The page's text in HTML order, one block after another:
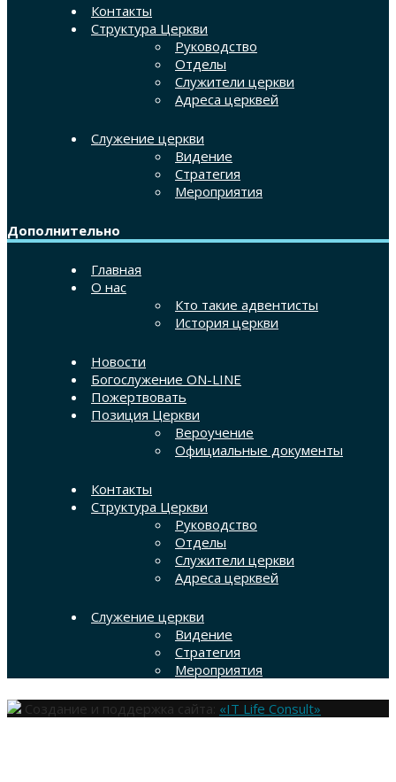
Контакты
Структура Церкви
Руководство
Отделы
Служители церкви
Адреса церквей
Служение церкви
Видение
Стратегия
Мероприятия
Дополнительно
Главная
О нас
Кто такие адвентисты
История церкви
Новости
Богослужение ON-LINE
Пожертвовать
Позиция Церкви
Вероучение
Официальные документы
Контакты
Структура Церкви
Руководство
Отделы
Служители церкви
Адреса церквей
Служение церкви
Видение
Стратегия
Мероприятия
Создание и поддержка сайта: «IT Life Consult»